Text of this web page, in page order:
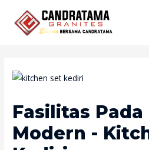
Fasilitas
Modern -